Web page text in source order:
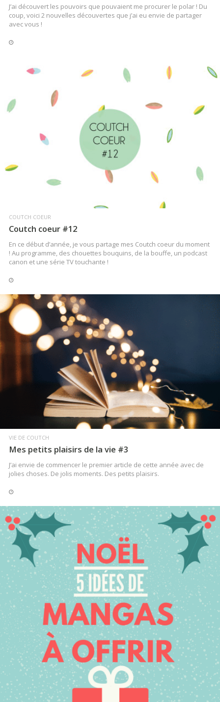
J’ai découvert les pouvoirs que pouvaient me procurer le polar ! Du
coup, voici 2 nouvelles découvertes que j’ai eu envie de partager
avec vous !
LIRE LA SUITE
COUTCH COEUR
Coutch coeur #12
En ce début d’année, je vous partage mes Coutch coeur du moment
! Au programme, des chouettes bouquins, de la bouffe, un podcast
canon et une série TV touchante !
LIRE LA SUITE
VIE DE COUTCH
Mes petits plaisirs de la vie #3
J’ai envie de commencer le premier article de cette année avec de
jolies choses. De jolis moments. Des petits plaisirs.
LIRE LA SUITE